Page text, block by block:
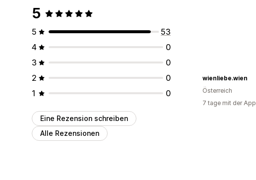
5
5
53
4
0
3
0
2
0
1
0
Eine Rezension schreiben
Alle Rezensionen
wienliebe.wien
Österreich
7 tage mit der App